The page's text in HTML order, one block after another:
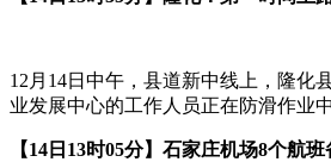
12月14日中午，县道新中线上，隆化
业发展中心的工作人员正在防滑作业
【14日13时05分】石家庄机场8个航